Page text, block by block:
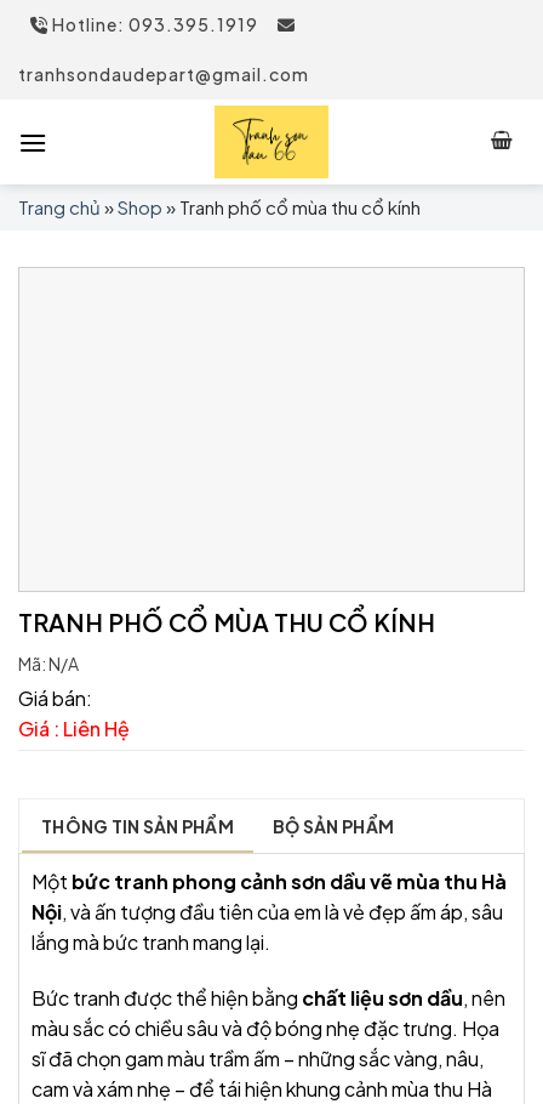
Skip
content
Hotline: 093.395.1919
tranhsondaudepart@gmail.com
Trang chủ »Shop » Tranh phố cổ mùa thu cổ kính
TRANH PHỐ CỔ MÙA THU CỔ KÍNH
Mã:N/A
Giá bán:
Giá : Liên Hệ
THÔNG TIN SẢN PHẨM BỘ SẢN PHẨM
Một bức tranh phong cảnh sơn dầu vẽ mùa thu Hà
Nội, và ấn tượng đầu tiên của em là vẻ đẹp ấm áp, sâu
lắng mà bức tranh mang lại.
Bức tranh được thể hiện bằng chất liệu sơn dầu, nên
màu sắc có chiều sâu và độ bóng nhẹ đặc trưng. Họa
sĩ đã chọn gam màu trầm ấm – những sắc vàng, nâu,
cam và xám nhẹ – để tái hiện khung cảnh mùa thu Hà